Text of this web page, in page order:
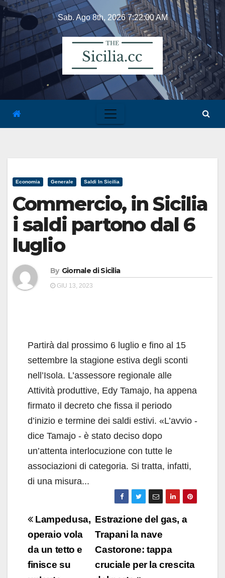
Skip
content
Sab. Ago 8th, 20267:22:00 AM
Economia Generale Saldi In Sicilia
Commercio, in Sicilia
i saldi partono dal 6
luglio
By Giornale di Sicilia
GIU 13, 2023
Partirà dal prossimo 6 luglio e fino al 15
settembre la stagione estiva degli sconti
nell’Isola. L’assessore regionale alle
Attività produttive, Edy Tamajo, ha appena
firmato il decreto che fissa il periodo
d’inizio e termine dei saldi estivi. «L’avvio -
dice Tamajo - è stato deciso dopo
un’attenta interlocuzione con tutte le
associazioni di categoria. Si tratta, infatti,
di una misura...
Navigazione
articoli
Estrazione del gas, a
Trapani la nave
Castorone: tappa
cruciale per la crescita
Lampedusa,
operaio vola
da un tetto e
finisce su